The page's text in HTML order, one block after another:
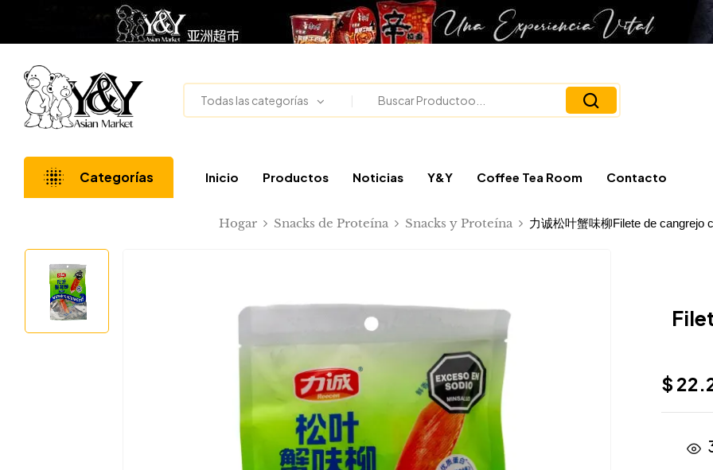
Todas las categorías
Categorías Inicio Productos Noticias Y&Y Coffee Tea Room Contacto
Hogar Snacks de Proteína Snacks y Proteína 力诚松叶蟹味柳Filete de cangrejo
$